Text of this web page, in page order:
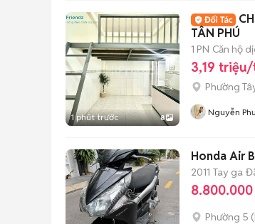
1 phút trước 8
TÂN PHÚ
1 PN Căn hộ
3,19
Phường
Nguyễn
Honda Air
2011 Tay ga
Phường 5 (